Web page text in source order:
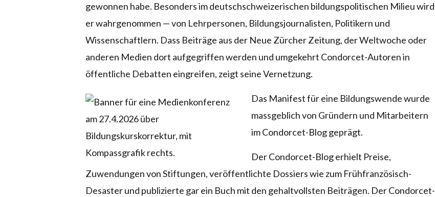
gewonnen habe. Besonders im deutschschweizerischen bildungspolitischen Milieu wird
er wahrgenommen — von Lehrpersonen, Bildungsjournalisten, Politikern und
Wissenschaftlern. Dass Beiträge aus der Neue Zürcher Zeitung, derWeltwoche oder
anderen Medien dort aufgegriffen werden und umgekehrt Condorcet-Autoren in
öffentliche Debatten eingreifen, zeigt seine Vernetzung.
Das Manifest für eine Bildungswende wurde
massgeblich von Gründern und Mitarbeitern
im Condorcet-Blog geprägt.
Der Condorcet-Blog erhielt Preise,
Zuwendungen von Stiftungen, veröffentlichte Dossiers wie zum Frühfranzösisch-
Desaster und publizierte gar ein Buch mit den gehaltvollsten Beiträgen. Der Condorcet-